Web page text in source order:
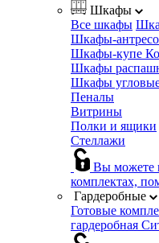
Шкафы
Все шкафы
Шкафы-
Шкафы-купе
Шкафы
Шкафы
Пеналы
Витрины
Полки и ящики
Стеллажи
Вы можете
комплектах,
Гардеробные
Готовые
гардеробная